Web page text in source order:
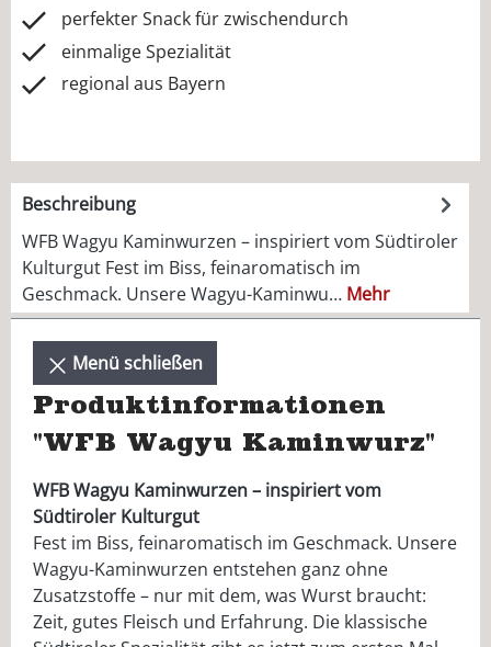
perfekter Snack für zwischendurch
einmalige Spezialität
regional aus Bayern
Beschreibung
WFB Wagyu Kaminwurzen – inspiriert vom Südtiroler
Kulturgut Fest im Biss, feinaromatisch im
Geschmack. Unsere Wagyu-Kaminwu… Mehr
Menü schließen
Produktinformationen
"WFB Wagyu Kaminwurz"
WFB Wagyu Kaminwurzen – inspiriert vom
Südtiroler Kulturgut
Fest im Biss, feinaromatisch im Geschmack. Unsere
Wagyu-Kaminwurzen entstehen ganz ohne
Zusatzstoffe – nur mit dem, was Wurst braucht:
Zeit, gutes Fleisch und Erfahrung. Die klassische